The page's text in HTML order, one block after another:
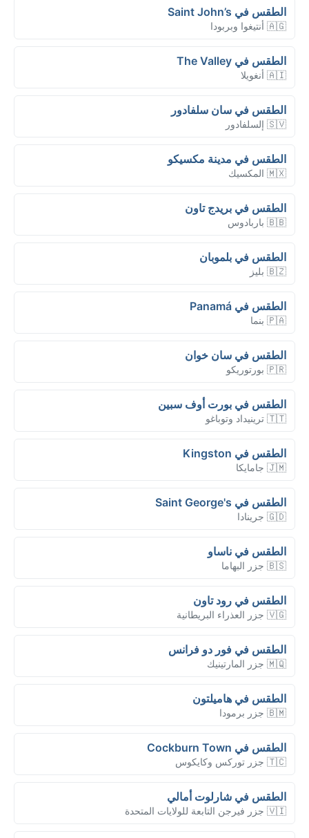
الطقس في Saint John’s
🇦🇬 أنتيغوا وبربودا
الطقس في The Valley
🇦🇮 أنغويلا
الطقس في سان سلفادور
🇸🇻 إلسلفادور
الطقس في مدينة مكسيكو
🇲🇽 المكسيك
الطقس في بريدج تاون
🇧🇧 باربادوس
الطقس في بلموبان
🇧🇿 بليز
الطقس في Panamá
🇵🇦 بنما
الطقس في سان خوان
🇵🇷 بورتوريكو
الطقس في بورت أوف سبين
🇹🇹 ترينيداد وتوباغو
الطقس في Kingston
🇯🇲 جامايكا
الطقس في Saint George's
🇬🇩 جرينادا
الطقس في ناساو
🇧🇸 جزر البهاما
الطقس في رود تاون
🇻🇬 جزر العذراء البريطانية
الطقس في فور دو فرانس
🇲🇶 جزر المارتينيك
الطقس في هاميلتون
🇧🇲 جزر برمودا
الطقس في Cockburn Town
🇹🇨 جزر توركس وكايكوس
الطقس في شارلوت أمالي
🇻🇮 جزر فيرجن التابعة للولايات المتحدة